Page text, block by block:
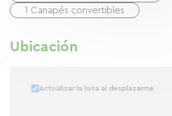
1 Canapés convertibles
Ubicación
Actualizar la lista al desplazarme